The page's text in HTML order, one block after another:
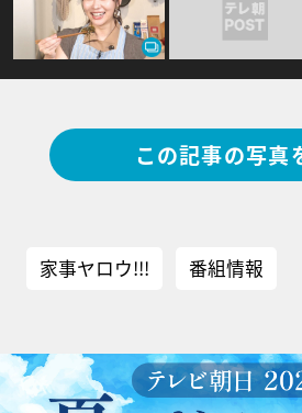
この記事の写真
家事ヤロウ!!! 番組情報